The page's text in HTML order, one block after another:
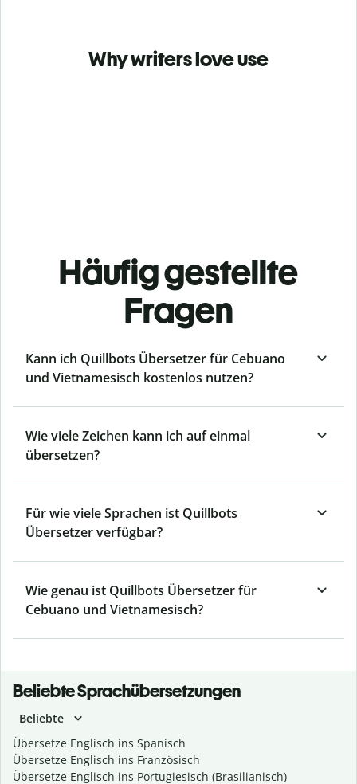
Why writers love use
Häufig gestellte
Fragen
Kann ich Quillbots Übersetzer für Cebuano
und Vietnamesisch kostenlos nutzen?
Wie viele Zeichen kann ich auf einmal
übersetzen?
Für wie viele Sprachen ist Quillbots
Übersetzer verfügbar?
Wie genau ist Quillbots Übersetzer für
Cebuano und Vietnamesisch?
Beliebte Sprachübersetzungen
Beliebte
Übersetze Englisch ins Spanisch
Übersetze Englisch ins Französisch
Übersetze Englisch ins Portugiesisch (Brasilianisch)